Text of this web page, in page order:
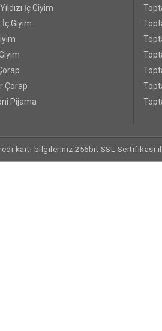
İç Giyim
Giyim
Çorap
Pijama
kartı bilgileriniz 256bit SSL Sertifikası